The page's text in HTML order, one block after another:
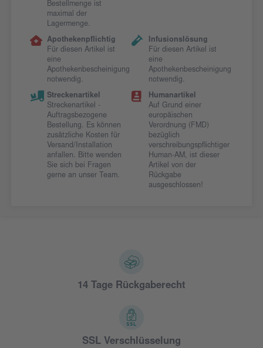
Bestellmenge ist
maximal der
Lagermenge.
Apothekenpflichtig
Für diesen Artikel ist
eine
Apothekenbescheinigung
notwendig.
Infusionslösung
Für diesen Artikel ist
eine
Apothekenbescheinigung
notwendig.
Streckenartikel
Streckenartikel -
Auftragsbezogene
Bestellung. Es können
zusätzliche Kosten für
Versand/Installation
anfallen. Bitte wenden
Sie sich bei Fragen
gerne an unser Team.
Humanartikel
Auf Grund einer
europäischen
Verordnung (FMD)
bezüglich
verschreibungspflichtiger
Human-AM, ist dieser
Artikel von der
Rückgabe
ausgeschlossen!
14 Tage Rückgaberecht
SSL Verschlüsselung